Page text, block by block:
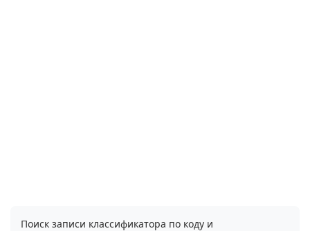
Поиск записи классификатора по коду и